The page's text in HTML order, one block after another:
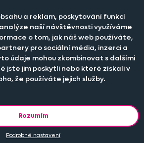
Dante.cz
získejte akční nabídky, novinky, tipy a
a reklam, poskytování funkcí
naší návštěvnosti využíváme
o tom, jak náš web používáte,
pro sociální média, inzerci a
údaje mohou zkombinovat s dalšími
jste jim poskytli nebo které získali v
že používáte jejich služby.
Rozumím
Podrobné nastavení